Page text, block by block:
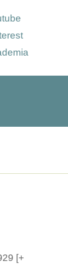
[+